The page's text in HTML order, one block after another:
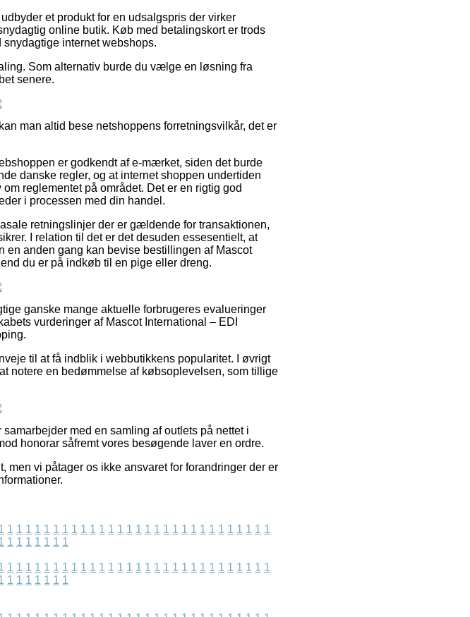
et produkt for en udsalgspris der virker
online butik. Køb med betalingskort er trods
internet webshops.
Som alternativ burde du vælge en løsning fra
senere.
man altid bese netshoppens forretningsvilkår, det er
er godkendt af e-mærket, siden det burde
danske regler, og at internet shoppen undertiden
reglementet på området. Det er en rigtig god
i processen med din handel.
retningslinjer der er gældende for transaktionen,
I relation til det er det desuden essesentielt, at
en anden gang kan bevise bestillingen af Mascot
du er på indkøb til en pige eller dreng.
ganske mange aktuelle forbrugeres evalueringer
vurderinger af Mascot International – EDI
til at få indblik i webbutikkens popularitet. I øvrigt
notere en bedømmelse af købsoplevelsen, som tillige
med en samling af outlets på nettet i
honorar såfremt vores besøgende laver en ordre.
men vi påtager os ikke ansvaret for forandringer der er
1 1 1 1 1 1 1 1 1 1 1 1 1 1 1 1 1 1 1 1 1 1 1 1 1 1 1 1 1
1 1 1 1 1 1 1
1 1 1 1 1 1 1 1 1 1 1 1 1 1 1 1 1 1 1 1 1 1 1 1 1 1 1 1 1
1 1 1 1 1 1 1